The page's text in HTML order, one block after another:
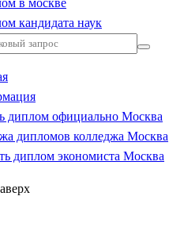
кандидата наук
диплом официально Москва
дипломов колледжа Москва
диплом экономиста Москва